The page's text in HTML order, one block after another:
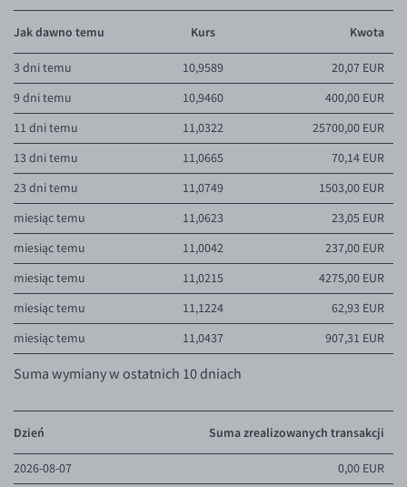
Jak dawno temu Kurs Kwota
3 dni temu 10,9589
20,07 EUR
9 dni temu
10,9460
400,00 EUR
11 dni temu
11,0322
25700,00 EUR
13 dni temu
11,0665
70,14 EUR
23 dni temu
11,0749
1503,00 EUR
miesiąc temu
11,0623
23,05 EUR
miesiąc temu
11,0042
237,00 EUR
miesiąc temu
11,0215
4275,00 EUR
miesiąc temu
11,1224
62,93 EUR
miesiąc temu
11,0437 907,31 EUR
Suma wymiany w ostatnich 10 dniach
Dzień Suma zrealizowanych transakcji
2026-08-07
0,00 EUR